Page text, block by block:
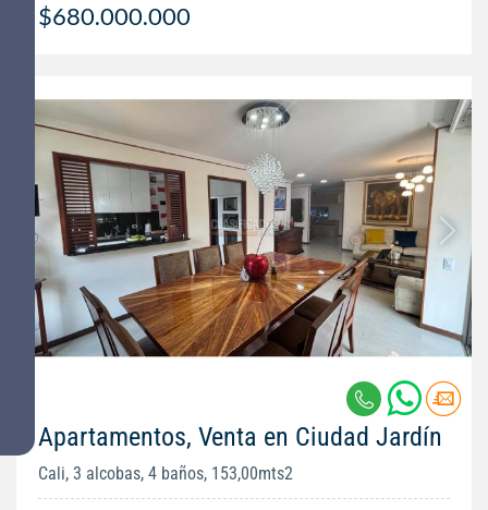
$680.000.000
Apartamentos, Venta en Ciudad Jardín
Cali, 3 alcobas, 4 baños, 153,00mts2